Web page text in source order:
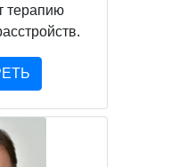
терапию